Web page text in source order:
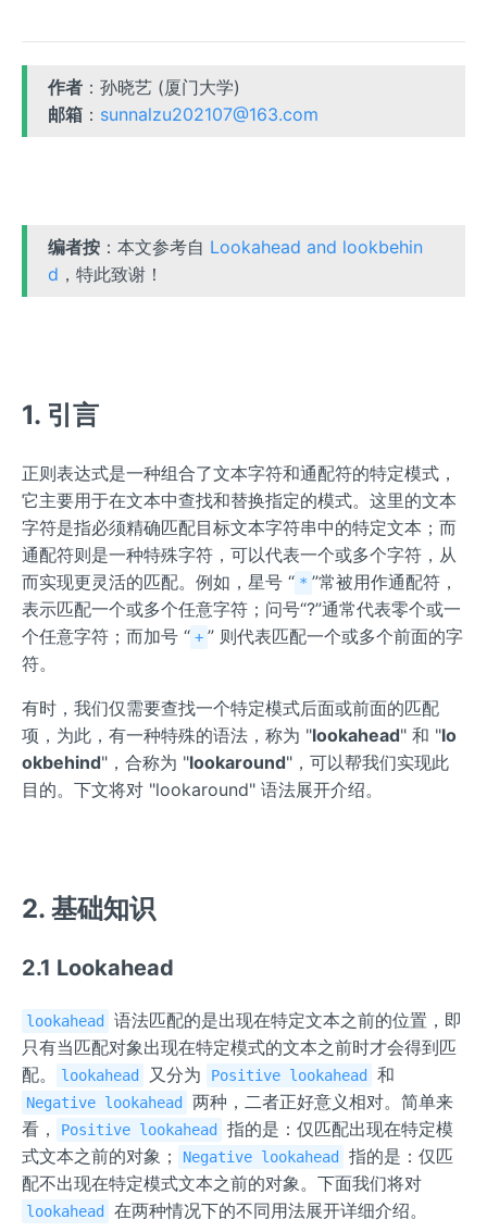
作者 ：孙晓艺 (厦门大学)
邮箱 ： sunnalzu202107@163.com
编者按 ：本文参考自 Lookahead and lookbehin
d ，特此致谢！
1. 引言
正则表达式是一种组合了文本字符和通配符的特定模式，
它主要用于在文本中查找和替换指定的模式。这里的文本
字符是指必须精确匹配目标文本字符串中的特定文本；而
通配符则是一种特殊字符，可以代表一个或多个字符，从
而实现更灵活的匹配。例如，星号 “ * ”常被用作通配符，
表示匹配一个或多个任意字符；问号“?”通常代表零个或一
个任意字符；而加号 “ + ” 则代表匹配一个或多个前面的字
符。
有时，我们仅需要查找一个特定模式后面或前面的匹配
项，为此，有一种特殊的语法，称为 "lookahead" 和 "lo
okbehind"，合称为 "lookaround"，可以帮我们实现此
目的。下文将对 "lookaround" 语法展开介绍。
2. 基础知识
2.1 Lookahead
lookahead
语法匹配的是出现在特定文本之前的位置，即
只有当匹配对象出现在特定模式的文本之前时才会得到匹
配。
lookahead 又分为 Positive lookahead 和
Negative lookahead
两种，二者正好意义相对。简单来
看，
Positive lookahead
指的是：仅匹配出现在特定模
式文本之前的对象；
Negative lookahead
指的是：仅匹
配不出现在特定模式文本之前的对象。下面我们将对
lookahead 在两种情况下的不同用法展开详细介绍。